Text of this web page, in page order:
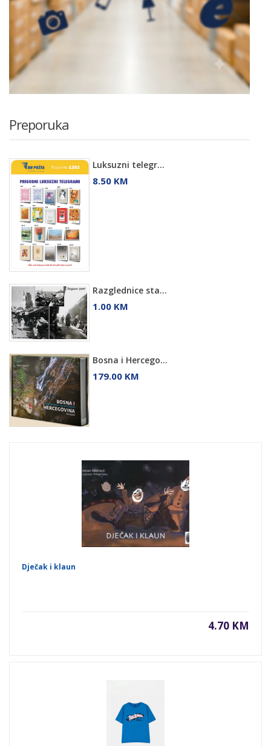
Preporuka
Luksuzni telegr...
8.50 KM
Razglednice sta...
1.00 KM
Bosna i Hercego...
179.00 KM
Dječak i klaun
4.70 KM